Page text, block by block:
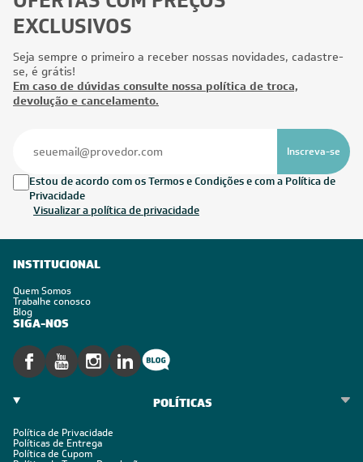
EXCLUSIVOS
Seja sempre o primeiro a receber nossas novidades, cadastre-
se, é grátis!
Em caso de dúvidas consulte nossa política de troca,
devolução e cancelamento.
Inscreva-se
Estou de acordo com os Termos e Condições e com a Política de
Privacidade
Visualizar a política de privacidade
INSTITUCIONAL
Quem Somos
Trabalhe conosco
Blog
SIGA-NOS
POLÍTICAS
Política de Privacidade
Políticas de Entrega
Política de Cupom